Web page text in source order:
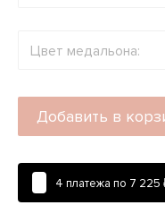
Цвет медальона:
Добавить в
4 платежа по 7 225